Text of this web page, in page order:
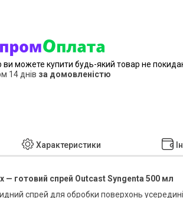
ви можете купити будь-який товар не
14 днів за домовленістю
Характеристики
готовий спрей Outcast Syngenta 500 мл
спрей для обробки поверхонь